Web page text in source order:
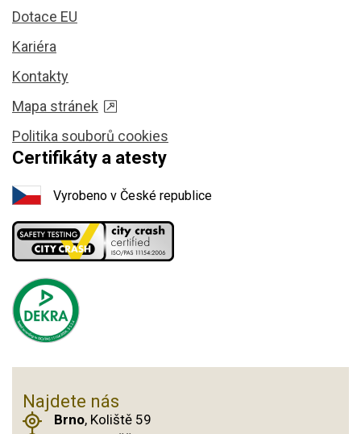
Dotace EU
Kariéra
Kontakty
Mapa stránek
Politika souborů cookies
Certifikáty a atesty
Vyrobeno v České republice
Najdete nás
Brno, Koliště 59